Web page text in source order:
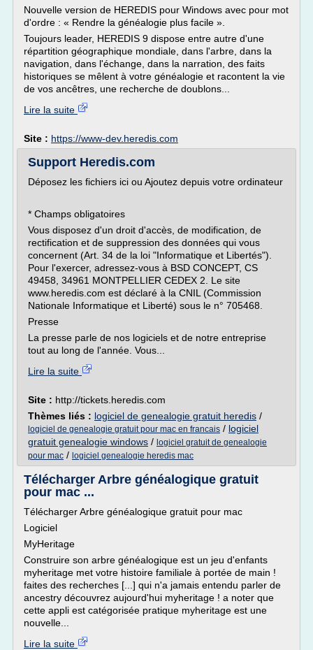
Nouvelle version de HEREDIS pour Windows avec pour mot
d'ordre : « Rendre la généalogie plus facile ».
Toujours leader, HEREDIS 9 dispose entre autre d'une
répartition géographique mondiale, dans l'arbre, dans la
navigation, dans l'échange, dans la narration, des faits
historiques se mêlent à votre généalogie et racontent la vie
de vos ancêtres, une recherche de doublons...
Lire la suite
Site : https://www-dev.heredis.com
Support Heredis.com
Déposez les fichiers ici ou Ajoutez depuis votre ordinateur
* Champs obligatoires
Vous disposez d'un droit d'accès, de modification, de
rectification et de suppression des données qui vous
concernent (Art. 34 de la loi "Informatique et Libertés").
Pour l'exercer, adressez-vous à BSD CONCEPT, CS
49458, 34961 MONTPELLIER CEDEX 2. Le site
www.heredis.com est déclaré à la CNIL (Commission
Nationale Informatique et Liberté) sous le n° 705468.
Presse
La presse parle de nos logiciels et de notre entreprise
tout au long de l'année. Vous...
Lire la suite
Site : http://tickets.heredis.com
Thèmes liés : logiciel de genealogie gratuit heredis /
logiciel de genealogie gratuit pour mac en francais / logiciel
gratuit genealogie windows / logiciel gratuit de genealogie
pour mac / logiciel genealogie heredis mac
Télécharger Arbre généalogique gratuit
pour mac ...
Télécharger Arbre généalogique gratuit pour mac
Logiciel
MyHeritage
Construire son arbre généalogique est un jeu d'enfants
myheritage met votre histoire familiale à portée de main !
faites des recherches [...] qui n'a jamais entendu parler de
ancestry découvrez aujourd'hui myheritage ! a noter que
cette appli est catégorisée pratique myheritage est une
nouvelle...
Lire la suite